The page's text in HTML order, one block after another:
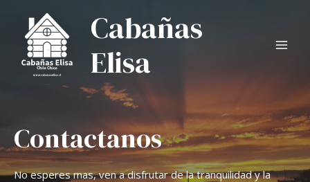
Cabañas
Elisa
Contactanos
No esperes mas, ven a disfrutar de la tranquilidad y la